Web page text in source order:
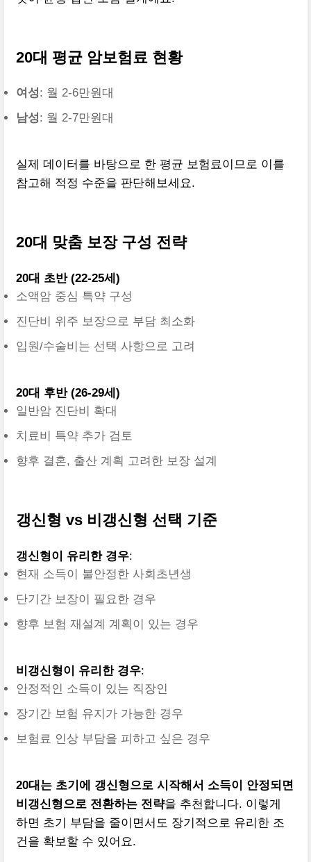
20대 평균 암보험료 현황
여성: 월 2-6만원대
남성: 월 2-7만원대
실제 데이터를 바탕으로 한 평균 보험료이므로 이를
참고해 적정 수준을 판단해보세요.
20대 맞춤 보장 구성 전략
20대 초반 (22-25세)
소액암 중심 특약 구성
진단비 위주 보장으로 부담 최소화
입원/수술비는 선택 사항으로 고려
20대 후반 (26-29세)
일반암 진단비 확대
치료비 특약 추가 검토
향후 결혼, 출산 계획 고려한 보장 설계
갱신형 vs 비갱신형 선택 기준
갱신형이 유리한 경우:
현재 소득이 불안정한 사회초년생
단기간 보장이 필요한 경우
향후 보험 재설계 계획이 있는 경우
비갱신형이 유리한 경우:
안정적인 소득이 있는 직장인
장기간 보험 유지가 가능한 경우
보험료 인상 부담을 피하고 싶은 경우
20대는 초기에 갱신형으로 시작해서 소득이 안정되면
비갱신형으로 전환하는 전략을 추천합니다. 이렇게
하면 초기 부담을 줄이면서도 장기적으로 유리한 조
건을 확보할 수 있어요.